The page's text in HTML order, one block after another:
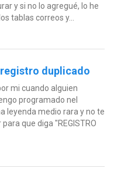
y si no lo agregué, lo he
tablas correos y...
duplicado
mi cuando alguien
programado nel
leyenda medio rara y no te
que diga "REGISTRO